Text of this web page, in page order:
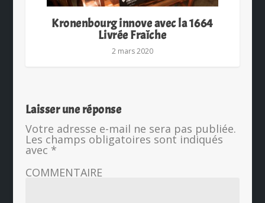
Kronenbourg innove avec la 1664
Livrée Fraîche
2 mars 2020
Laisser une réponse
Votre adresse e-mail ne sera pas publiée.
Les champs obligatoires sont indiqués
avec *
COMMENTAIRE